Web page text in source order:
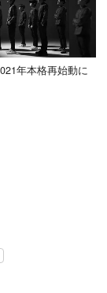
年本格再始動に